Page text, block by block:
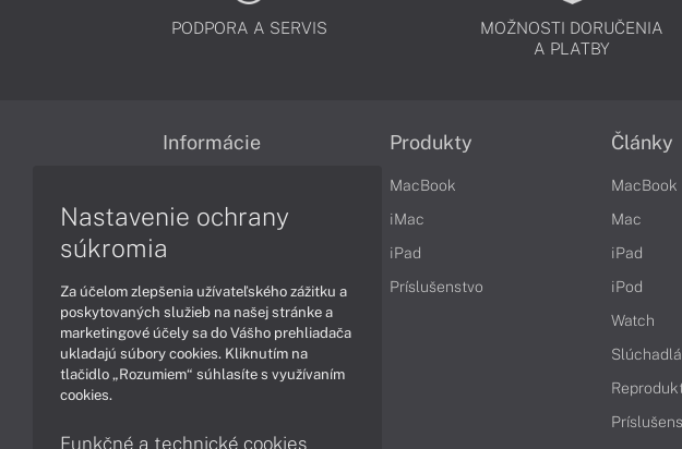
PODPORA A SERVIS
MOŽNOSTI DORUČENIA
A PLATBY
Informácie
Reklamačné podmienky
Ochrana osobných údajov
Vrátenie tovaru
Vyhlásenie o prístupnosti
Cookies
Produkty
MacBook
iMac
iPad
Príslušenstvo
Články
MacBook
Mac
iPad
iPod
Watch
Slúchadlá
Nastavenie ochrany
súkromia
Za účelom zlepšenia užívateľského zážitku a
poskytovaných služieb na našej stránke a
marketingové účely sa do Vášho prehliadača
ukladajú súbory cookies. Kliknutím na
tlačidlo „Rozumiem“ súhlasíte s využívaním
cookies.
Funkčné a technické cookies